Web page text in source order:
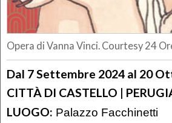
Opera di Vanna Vinci. Courtesy 24
Dal 7 Settembre 2024 al 20
CITTÀ DI CASTELLO |
LUOGO: Palazzo Facchinetti